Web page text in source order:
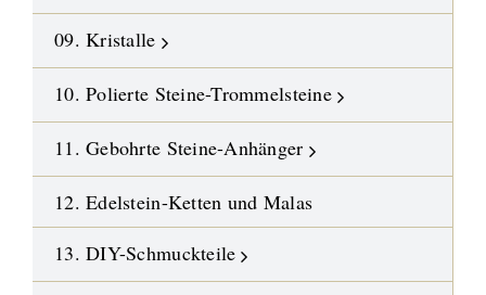
09. Kristalle
10. Polierte Steine-Trommelsteine
11. Gebohrte Steine-Anhänger
12. Edelstein-Ketten und Malas
13. DIY-Schmuckteile